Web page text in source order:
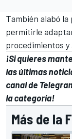
También alabó
permitirle
procedimientos y
¡Si quieres
las últimas
canal de
la categoría!
Más de la